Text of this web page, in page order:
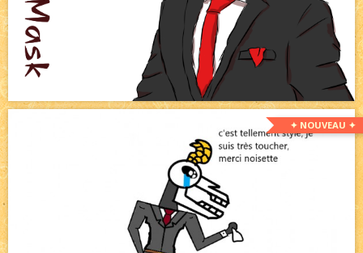
✦ NOUVEAU ✦